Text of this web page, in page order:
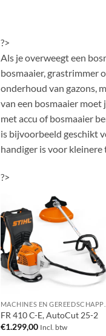
?>
Als je overweegt een
bosmaaier, grastrimmer
onderhoud van gazons,
van een bosmaaier
met accu of bosmaaier
is bijvoorbeeld geschikt
handiger is voor kleinere
?>
FR 410 C-E, AutoCut 25-2
€1.299,00 Incl. btw